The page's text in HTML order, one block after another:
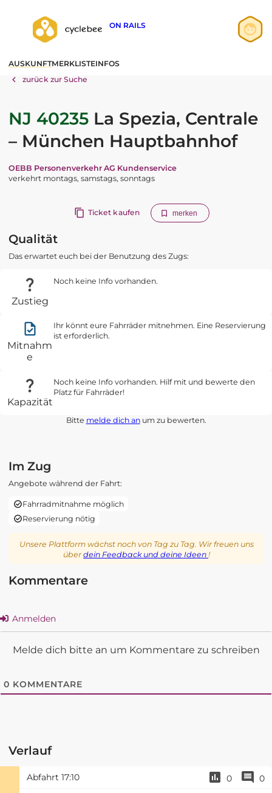
ON RAILS
AUSKUNFTMERKLISTEINFOS
zurück zur Suche
NJ 40235 La Spezia, Centrale
– München Hauptbahnhof
OEBB Personenverkehr AG Kundenservice
verkehrt montags, samstags, sonntags
Ticket kaufen merken
Qualität
Das erwartet euch bei der Benutzung des Zugs:
Zustieg
Noch keine Info vorhanden.
Mitnahm
e
Ihr könnt eure Fahrräder mitnehmen. Eine Reservierung
ist erforderlich.
Kapazität
Noch keine Info vorhanden. Hilf mit und bewerte den
Platz für Fahrräder!
Bitte melde dich anum zu bewerten.
Im Zug
Angebote während der Fahrt:
Fahrradmitnahme möglich
Reservierung nötig
Unsere Plattform wächst noch von Tag zu Tag. Wir freuen uns
überdein Feedback und deine Ideen !
Kommentare
Anmelden
Melde dich bitte an um Kommentare zu schreiben
0 KOMMENTARE
Verlauf
Abfahrt 17:10 0 0